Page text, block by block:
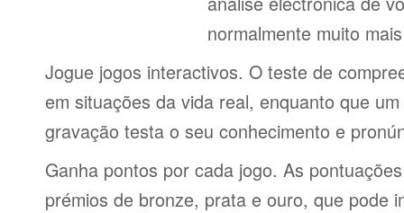
normalmente muito
Jogue jogos interactivos. O teste de
em situações da vida real, enquanto que
gravação testa o seu conhecimento e
Ganha pontos por cada jogo. As
prémios de bronze, prata e ouro, que pode